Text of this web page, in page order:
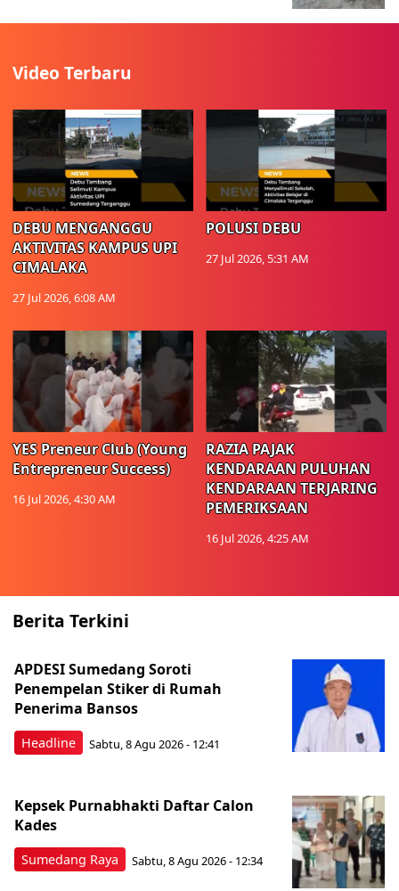
Video Terbaru
DEBU MENGANGGU
AKTIVITAS KAMPUS UPI
CIMALAKA
27 Jul 2026, 6:08 AM
POLUSI DEBU
27 Jul 2026, 5:31 AM
YES Preneur Club (Young
Entrepreneur Success)
16 Jul 2026, 4:30 AM
RAZIA PAJAK
KENDARAAN PULUHAN
KENDARAAN TERJARING
PEMERIKSAAN
16 Jul 2026, 4:25 AM
Berita Terkini
Headline
APDESI Sumedang Soroti
Penempelan Stiker di Rumah
Penerima Bansos
Sabtu, 8 Agu 2026 - 12:41
Sumedang Raya
Kepsek Purnabhakti Daftar Calon
Kades
Sabtu, 8 Agu 2026 - 12:34